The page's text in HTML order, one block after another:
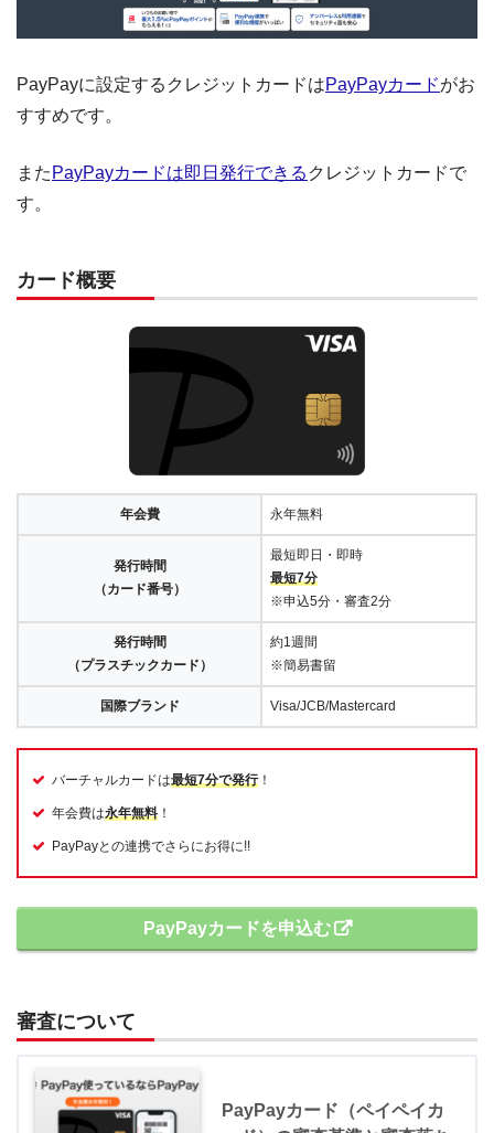
PayPayに設定するクレジットカードはPayPayカードがお
すすめです。
また PayPayカードは即日発行できる クレジットカードで
す。
カード概要
年会費 永年無料
発行時間
（カード番号）
最短即日・即時
最短7分
※申込5分・審査2分
発行時間
（プラスチックカード）
約1週間
※簡易書留
国際ブランド Visa/JCB/Mastercard
バーチャルカードは最短7分で発行！
年会費は永年無料 ！
PayPayとの連携でさらにお得に!!
PayPayカードを申込む
審査について
PayPayカード（ペイペイカ